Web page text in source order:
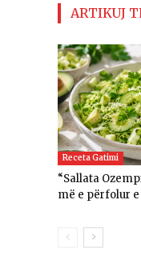
ARTIKUJ
Receta Gatimi
“Sallata
më e përfolur